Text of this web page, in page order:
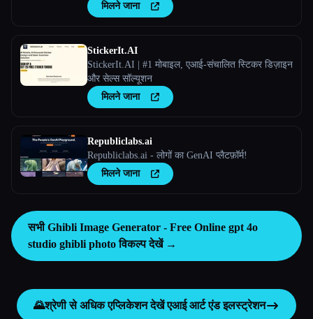
मिलने जाना
StickerIt.AI
StickerIt.AI | #1 मोबाइल, एआई-संचालित स्टिकर डिज़ाइन
और सेल्स सॉल्यूशन
मिलने जाना
Republiclabs.ai
Republiclabs.ai - लोगों का GenAI प्लैटफ़ॉर्म!
मिलने जाना
सभी Ghibli Image Generator - Free Online gpt 4o
studio ghibli photo विकल्प देखें →
🌄श्रेणी से अधिक एप्लिकेशन देखेंएआई आर्ट एंड इलस्ट्रेशन